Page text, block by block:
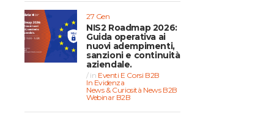
27 Gen
NIS2 Roadmap 2026:
Guida operativa ai
nuovi adempimenti,
sanzioni e continuità
aziendale.
in Eventi E Corsi B2B
In Evidenza
News & Curiosità News B2B
Webinar B2B